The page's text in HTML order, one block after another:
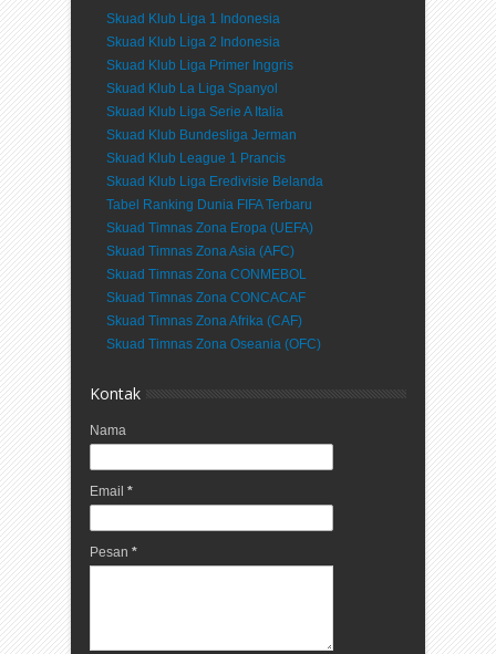
Skuad Klub Liga 1 Indonesia
Skuad Klub Liga 2 Indonesia
Skuad Klub Liga Primer Inggris
Skuad Klub La Liga Spanyol
Skuad Klub Liga Serie A Italia
Skuad Klub Bundesliga Jerman
Skuad Klub League 1 Prancis
Skuad Klub Liga Eredivisie Belanda
Tabel Ranking Dunia FIFA Terbaru
Skuad Timnas Zona Eropa (UEFA)
Skuad Timnas Zona Asia (AFC)
Skuad Timnas Zona CONMEBOL
Skuad Timnas Zona CONCACAF
Skuad Timnas Zona Afrika (CAF)
Skuad Timnas Zona Oseania (OFC)
Kontak
Nama
Email *
Pesan *